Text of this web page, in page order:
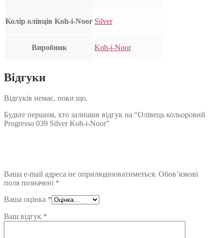
Колір олівців Koh-i-Noor Silver
Виробник Koh-i-Noor
Відгуки
Відгуків немає, поки що.
Будьте першим, хто залишив відгук на “Олівець кольоровий
Progresso 039 Silver Koh-i-Noor”
Ваша e-mail адреса не оприлюднюватиметься. Обов’язкові
поля позначені *
Ваша оцінка *
Ваш відгук *